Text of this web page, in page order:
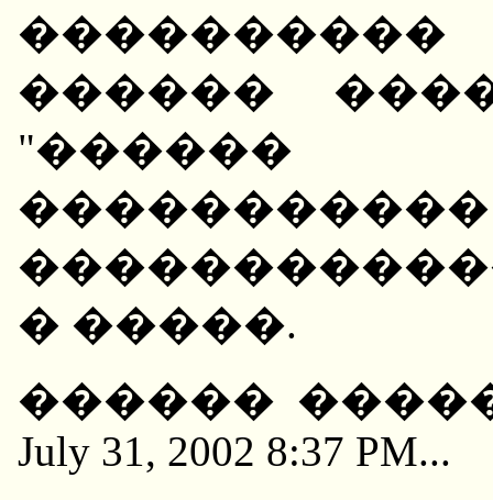
������
"������
� �����.
������
July 31, 2002 8:37 PM...